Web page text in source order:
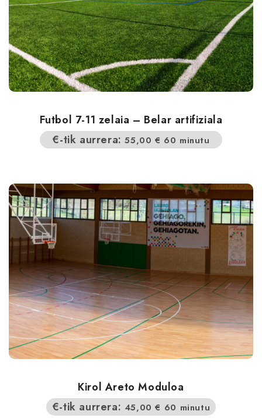
Futbol 7-11 zelaia – Belar artifiziala
€-tik aurrera:55,00 € 60 minutu
Kirol Areto Moduloa
€-tik aurrera: 45,00€ 60 minutu